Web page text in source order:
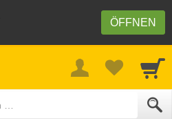
ÖFFNEN